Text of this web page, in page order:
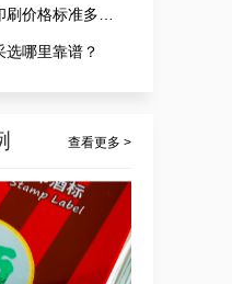
哪里靠谱？
查看更多 >